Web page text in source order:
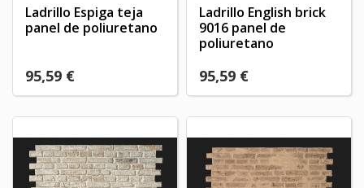
Ladrillo Espiga teja
panel de poliuretano
95,59 €
Ladrillo English brick
9016 panel de
poliuretano
95,59 €